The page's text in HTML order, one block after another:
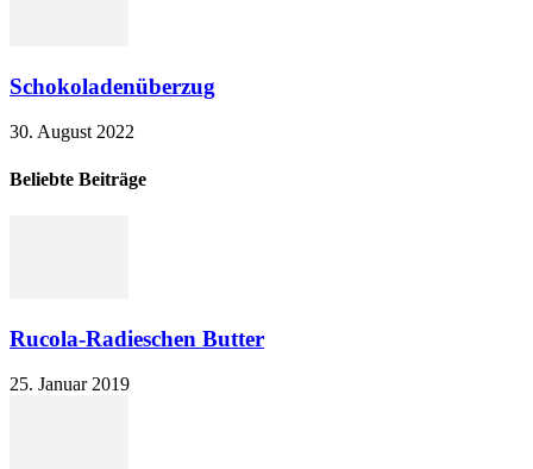
Schokoladenüberzug
30. August 2022
Beliebte Beiträge
Rucola-Radieschen Butter
25. Januar 2019